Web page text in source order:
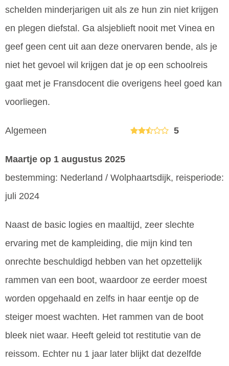
schelden minderjarigen uit als ze hun zin niet krijgen
en plegen diefstal. Ga alsjeblieft nooit met Vinea en
geef geen cent uit aan deze onervaren bende, als je
niet het gevoel wil krijgen dat je op een schoolreis
gaat met je Fransdocent die overigens heel goed kan
voorliegen.
Algemeen 5
Maartje op 1 augustus 2025
bestemming: Nederland / Wolphaartsdijk, reisperiode:
juli 2024
Naast de basic logies en maaltijd, zeer slechte
ervaring met de kampleiding, die mijn kind ten
onrechte beschuldigd hebben van het opzettelijk
rammen van een boot, waardoor ze eerder moest
worden opgehaald en zelfs in haar eentje op de
steiger moest wachten. Het rammen van de boot
bleek niet waar. Heeft geleid tot restitutie van de
reissom. Echter nu 1 jaar later blijkt dat dezelfde